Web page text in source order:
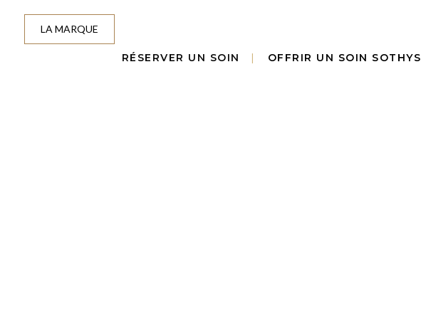
LA MARQUE
RÉSERVER UN SOIN OFFRIR UN SOIN SOTHYS